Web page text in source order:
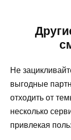
Не
выгодные
отходить от
несколько
привлекая